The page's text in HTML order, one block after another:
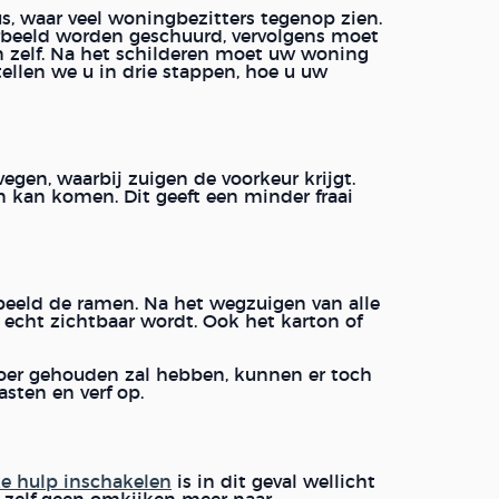
waar veel woningbezitters tegenop zien.
worden geschuurd, vervolgens moet
Na het schilderen moet uw woning
we u in drie stappen, hoe u uw
waarbij zuigen de voorkeur krijgt.
kan komen. Dit geeft een minder fraai
de ramen. Na het wegzuigen van alle
echt zichtbaar wordt. Ook het karton of
gehouden zal hebben, kunnen er toch
en verf op.
hulp inschakelen is in dit geval wellicht